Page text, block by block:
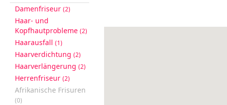
Damenfriseur (2)
Haar- und
Kopfhautprobleme (2)
Haarausfall (1)
Haarverdichtung (2)
Haarverlängerung (2)
Herrenfriseur (2)
Afrikanische Frisuren
(0)